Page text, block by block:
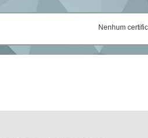
Nenhum